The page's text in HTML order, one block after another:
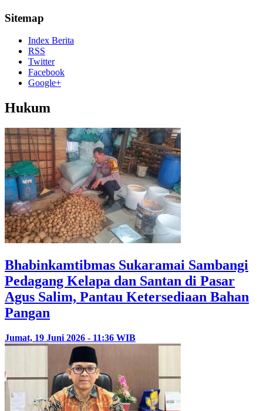
Sitemap
Index Berita
RSS
Twitter
Facebook
Google+
Hukum
Bhabinkamtibmas Sukaramai Sambangi
Pedagang Kelapa dan Santan di Pasar
Agus Salim, Pantau Ketersediaan Bahan
Pangan
Jumat, 19 Juni 2026 - 11:36 WIB